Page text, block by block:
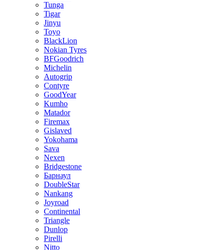
Tunga
Tigar
Jinyu
Toyo
BlackLion
Nokian Tyres
BFGoodrich
Michelin
Autogrip
Contyre
GoodYear
Kumho
Matador
Firemax
Gislaved
Yokohama
Sava
Nexen
Bridgestone
Барнаул
DoubleStar
Nankang
Joyroad
Continental
Triangle
Dunlop
Pirelli
Nitto